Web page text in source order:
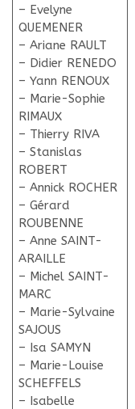
– Evelyne
QUEMENER
– Ariane RAULT
– Didier RENEDO
– Yann RENOUX
– Marie-Sophie
RIMAUX
– Thierry RIVA
– Stanislas
ROBERT
– Annick ROCHER
– Gérard
ROUBENNE
– Anne SAINT-
ARAILLE
– Michel SAINT-
MARC
– Marie-Sylvaine
SAJOUS
– Isa SAMYN
– Marie-Louise
SCHEFFELS
– Isabelle